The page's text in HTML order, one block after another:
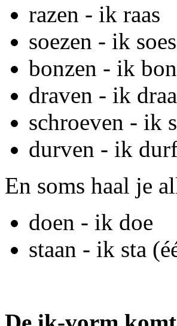
razen - ik raas
soezen - ik soes
bonzen - ik
draven - ik
schroeven - ik
durven - ik
En soms haal je
doen - ik doe
staan - ik sta